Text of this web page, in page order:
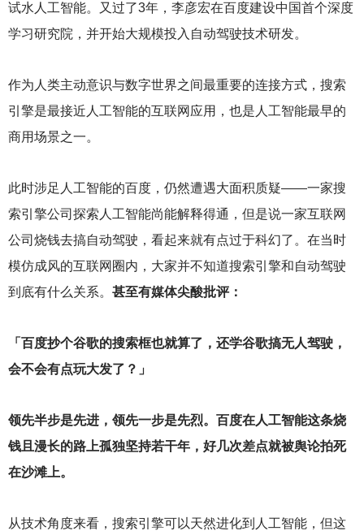
试水人工智能。又过了3年，李彦宏在百度建设中国首个深度
学习研究院，并开始大规模投入自动驾驶技术研发。
作为人类主动意识与数字世界之间最重要的连接方式，搜索
引擎是最接近人工智能的互联网应用，也是人工智能最早的
商用场景之一。
此时涉足人工智能的百度，仍然遭遇大面积质疑——一家搜
索引擎公司探索人工智能尚能解释得通，但是说一家互联网
公司烧钱去搞自动驾驶，看起来就有点过于科幻了。在当时
模仿成风的互联网圈内，大家并不知道搜索引擎和自动驾驶
到底有什么关系。 甚至有媒体尖酸批评：
「百度抄个谷歌的搜索框也就算了，还学谷歌搞无人驾驶，
会不会有点玩大发了？」
领先半步是先进，领先一步是先烈。百度在人工智能这条烧
钱且漫长的路上孤独坚持若干年，好几次差点就被舆论拍死
在沙滩上。
从技术角度来看，搜索引擎可以天然进化到人工智能，但这